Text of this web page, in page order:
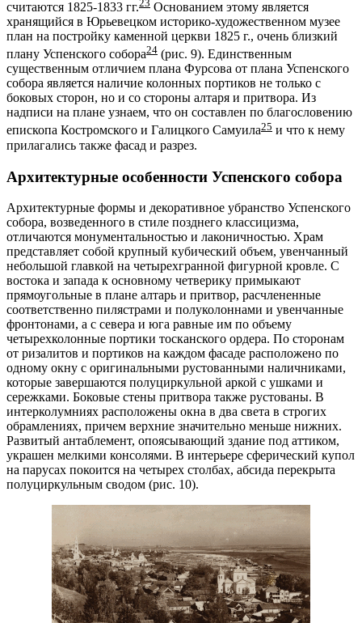
считаются 1825-1833 гг.23 Основанием этому является
хранящийся в Юрьевецком историко-художественном музее
план на постройку каменной церкви 1825 г., очень близкий
плану Успенского собора24 (рис. 9). Единственным
существенным отличием плана Фурсова от плана Успенского
собора является наличие колонных портиков не только с
боковых сторон, но и со стороны алтаря и притвора. Из
надписи на плане узнаем, что он составлен по благословению
епископа Костромского и Галицкого Самуила25 и что к нему
прилагались также фасад и разрез.
Архитектурные особенности Успенского собора
Архитектурные формы и декоративное убранство Успенского
собора, возведенного в стиле позднего классицизма,
отличаются монументальностью и лаконичностью. Храм
представляет собой крупный кубический объем, увенчанный
небольшой главкой на четырехгранной фигурной кровле. С
востока и запада к основному четверику примыкают
прямоугольные в плане алтарь и притвор, расчлененные
соответственно пилястрами и полуколоннами и увенчанные
фронтонами, а с севера и юга равные им по объему
четырехколонные портики тосканского ордера. По сторонам
от ризалитов и портиков на каждом фасаде расположено по
одному окну с оригинальными рустованными наличниками,
которые завершаются полуциркульной аркой с ушками и
сережками. Боковые стены притвора также рустованы. В
интерколумниях расположены окна в два света в строгих
обрамлениях, причем верхние значительно меньше нижних.
Развитый антаблемент, опоясывающий здание под аттиком,
украшен мелкими консолями. В интерьере сферический купол
на парусах покоится на четырех столбах, абсида перекрыта
полуциркульным сводом (рис. 10).